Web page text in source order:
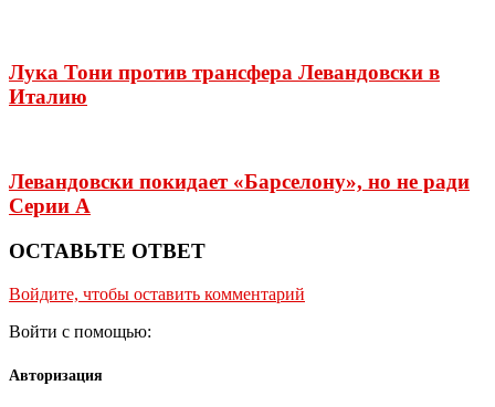
Лука Тони против трансфера Левандовски в
Италию
Левандовски покидает «Барселону», но не ради
Серии А
ОСТАВЬТЕ ОТВЕТ
Войдите, чтобы оставить комментарий
Войти с помощью:
Авторизация